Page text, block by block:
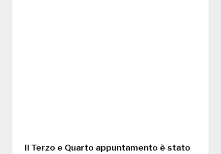
Il Terzo e Quarto appuntamento è stato